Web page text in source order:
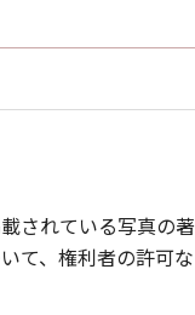
されている写真の
て、権利者の許可